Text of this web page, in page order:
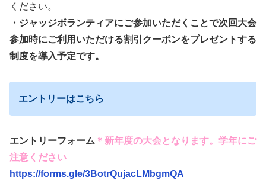
ください。
・ジャッジボランティアにご参加いただくことで次回大会
参加時にご利用いただける割引クーポンをプレゼントする
制度を導入予定です。
エントリーはこちら
エントリーフォーム ＊新年度の大会となります。学年にご
注意ください
https://forms.gle/3BotrQujacLMbgmQA